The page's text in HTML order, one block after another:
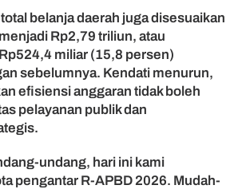
a
n
d
T
e
n
g
h
P
belanja daerah juga disesuaikan
Rp2,79 triliun, atau
miliar (15,8 persen)
sebelumnya. Kendati menurun,
efisiensi anggaran tidak boleh
pelayanan publik dan
undang, hari ini kami
pengantar R-APBD 2026. Mudah-